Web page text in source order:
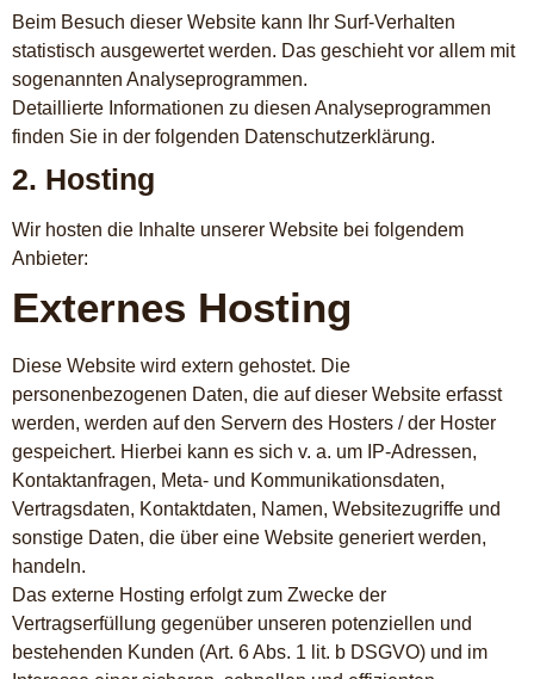
Beim Besuch dieser Website kann Ihr Surf-Verhalten
statistisch ausgewertet werden. Das geschieht vor allem mit
sogenannten Analyseprogrammen.
Detaillierte Informationen zu diesen Analyseprogrammen
finden Sie in der folgenden Datenschutzerklärung.
2. Hosting
Wir hosten die Inhalte unserer Website bei folgendem
Anbieter:
Externes Hosting
Diese Website wird extern gehostet. Die
personenbezogenen Daten, die auf dieser Website erfasst
werden, werden auf den Servern des Hosters / der Hoster
gespeichert. Hierbei kann es sich v. a. um IP-Adressen,
Kontaktanfragen, Meta- und Kommunikationsdaten,
Vertragsdaten, Kontaktdaten, Namen, Websitezugriffe und
sonstige Daten, die über eine Website generiert werden,
handeln.
Das externe Hosting erfolgt zum Zwecke der
Vertragserfüllung gegenüber unseren potenziellen und
bestehenden Kunden (Art. 6 Abs. 1 lit. b DSGVO) und im